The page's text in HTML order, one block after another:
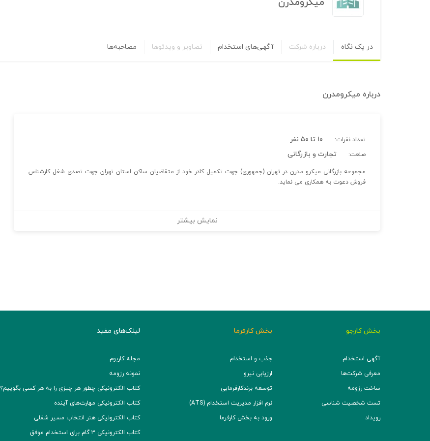
در یک نگاه درباره شرکت آگهی‌های استخدام تصاویر و ویدئوها مصاحبه‌ها
درباره میکرومدرن
تعداد نفرات: ۱۰ تا ۵۰ نفر
صنعت: تجارت و بازرگانی
مجموعه بازرگانی میکرو مدرن در تهران (جمهوری) جهت تکمیل کادر خود از متقاضیان ساکن استان تهران جهت تصدی شغل کارشناس
فروش دعوت به همکاری می نماید.
نمایش بیشتر
بخش کارجو
آگهی استخدام
معرفی شرکت‌ها
ساخت رزومه
تست شخصیت شناسی
رویداد
بخش کارفرما
جذب و استخدام
ارزیابی نیرو
توسعه برند‌کارفرمایی
نرم افزار مدیریت استخدام (ATS)
ورود به بخش کارفرما
لینک‌های مفید
مجله کاربوم
نمونه رزومه
کتاب الکترونیکی چطور هر چیزی را به هر کسی بگوییم؟
کتاب الکترونیکی مهارت‌های آینده
کتاب الکترونیکی هنر انتخاب مسیر شغلی
کتاب الکترونیکی ۳ گام برای استخدام موفق